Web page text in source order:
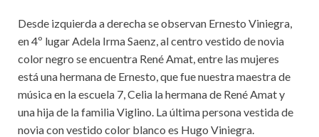
Desde izquierda a derecha se observan Ernesto Viniegra,
en 4º lugar Adela Irma Saenz, al centro vestido de novia
color negro se encuentra René Amat, entre las mujeres
está una hermana de Ernesto, que fue nuestra maestra de
música en la escuela 7, Celia la hermana de René Amat y
una hija de la familia Viglino. La última persona vestida de
novia con vestido color blanco es Hugo Viniegra.